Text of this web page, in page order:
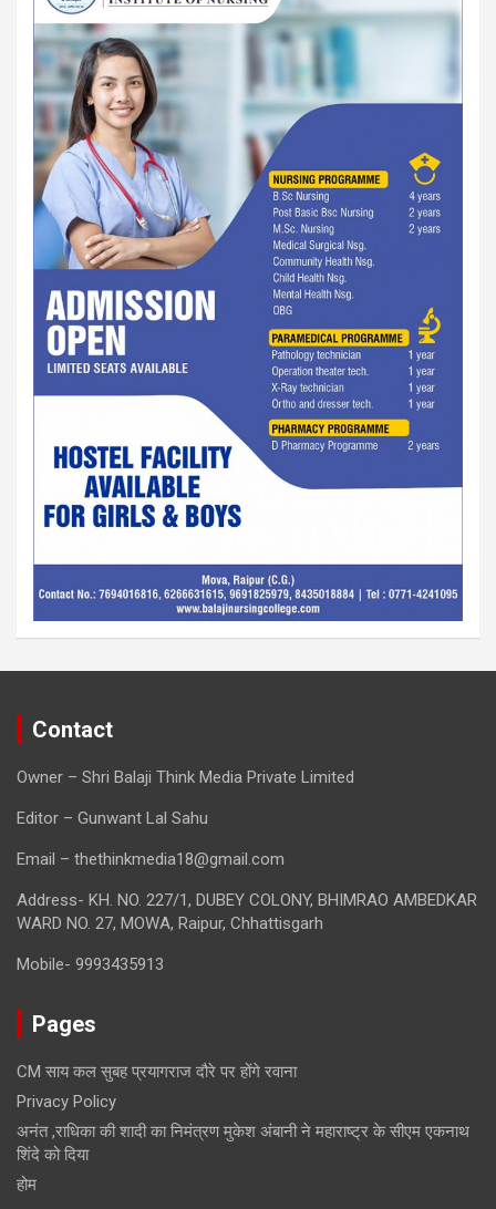
Contact
Owner – Shri Balaji Think Media Private Limited
Editor – Gunwant Lal Sahu
Email – thethinkmedia18@gmail.com
Address- KH. NO. 227/1, DUBEY COLONY, BHIMRAO AMBEDKAR
WARD NO. 27, MOWA, Raipur, Chhattisgarh
Mobile- 9993435913
Pages
CM साय कल सुबह प्रयागराज दौरे पर होंगे रवाना
Privacy Policy
अनंत ,राधिका की शादी का निमंत्रण मुकेश अंबानी ने महाराष्ट्र के सीएम एकनाथ
शिंदे को दिया
होम